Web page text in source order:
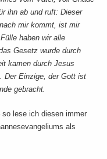
ihn ab und ruft: Dieser
mir kommt, ist mir
haben wir alle
Gesetz wurde durch
kamen durch Jesus
Der Einzige, der Gott ist
gebracht.
lese ich diesen immer
als